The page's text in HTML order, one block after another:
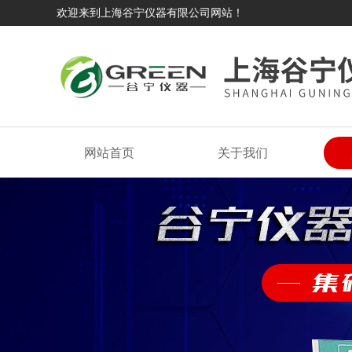
欢迎来到上海谷宁仪器有限公司网站！
网站首页 关于我们